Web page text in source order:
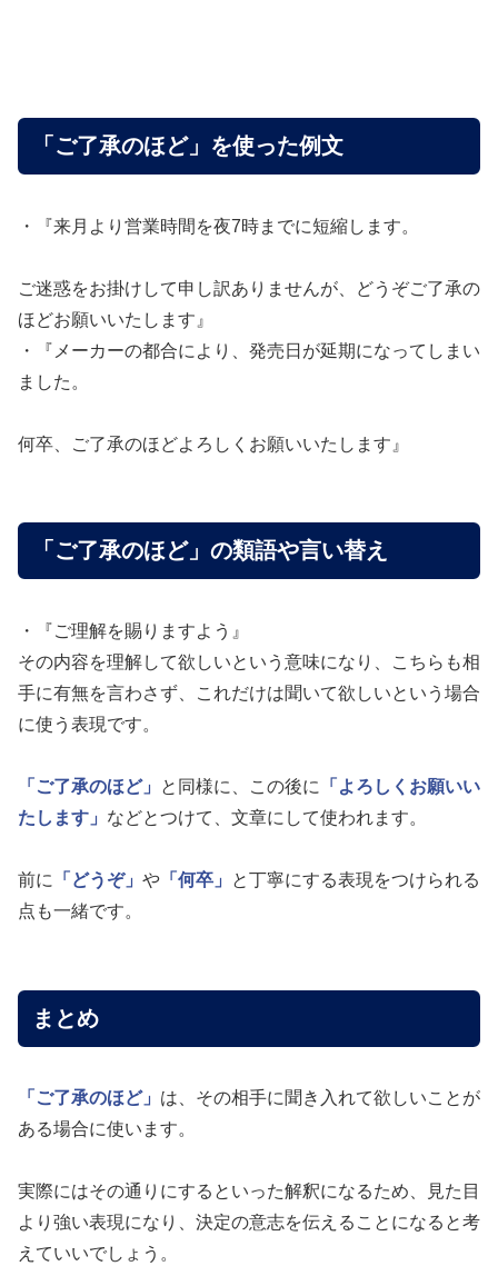
「ご了承のほど」を使った例文
・『来月より営業時間を夜7時までに短縮します。
ご迷惑をお掛けして申し訳ありませんが、どうぞご了承の
ほどお願いいたします』
・『メーカーの都合により、発売日が延期になってしまい
ました。
何卒、ご了承のほどよろしくお願いいたします』
「ご了承のほど」の類語や言い替え
・『ご理解を賜りますよう』
その内容を理解して欲しいという意味になり、こちらも相
手に有無を言わさず、これだけは聞いて欲しいという場合
に使う表現です。
「ご了承のほど」 と同様に、この後に
「よろしくお願いい
たします」 などとつけて、文章にして使われます。
前に 「どうぞ」 や 「何卒」
と丁寧にする表現をつけられる
点も一緒です。
まとめ
「ご了承のほど」 は、その相手に聞き入れて欲しいことが
ある場合に使います。
実際にはその通りにするといった解釈になるため、見た目
より強い表現になり、決定の意志を伝えることになると考
えていいでしょう。